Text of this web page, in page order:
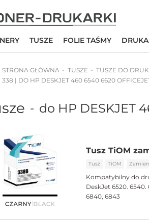
TUSZE FOLIE TAŚMY
STRONA GŁÓWNA TUSZE
TUSZE DO
338 | DO HP DESKJET 460 6540 6620
- do HP DESKJET
Tusz TiOM
Tusz TiOM
Kompatybilny do
DeskJet 6520.
6840, 6843